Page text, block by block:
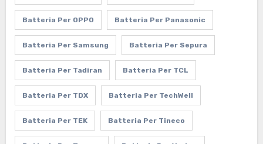
Batteria Per OPPO Batteria Per Panasonic
Batteria Per Samsung Batteria Per Sepura
Batteria Per Tadiran Batteria Per TCL
Batteria Per TDX Batteria Per TechWell
Batteria Per TEK Batteria Per Tineco